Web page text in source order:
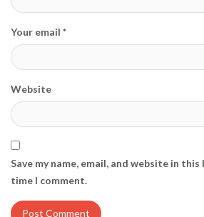
Your email *
Website
Save my name, email, and website in
time I comment.